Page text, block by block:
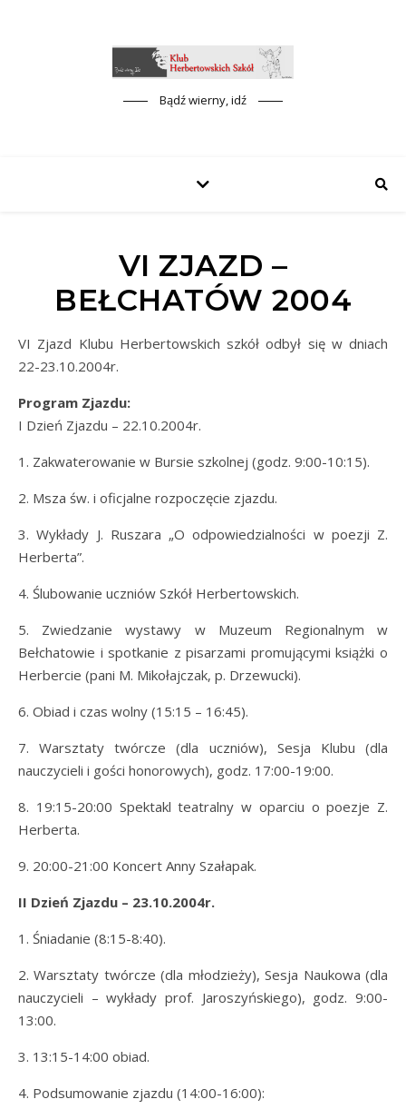
Bądź wierny, idź
VI ZJAZD –
BEŁCHATÓW 2004
VI Zjazd Klubu Herbertowskich szkół odbył się w dniach
22-23.10.2004r.
Program Zjazdu:
I Dzień Zjazdu – 22.10.2004r.
1. Zakwaterowanie w Bursie szkolnej (godz. 9:00-10:15).
2. Msza św. i oficjalne rozpoczęcie zjazdu.
3. Wykłady J. Ruszara „O odpowiedzialności w poezji Z.
Herberta”.
4. Ślubowanie uczniów Szkół Herbertowskich.
5. Zwiedzanie wystawy w Muzeum Regionalnym w
Bełchatowie i spotkanie z pisarzami promującymi książki o
Herbercie (pani M. Mikołajczak, p. Drzewucki).
6. Obiad i czas wolny (15:15 – 16:45).
7. Warsztaty twórcze (dla uczniów), Sesja Klubu (dla
nauczycieli i gości honorowych), godz. 17:00-19:00.
8. 19:15-20:00 Spektakl teatralny w oparciu o poezje Z.
Herberta.
9. 20:00-21:00 Koncert Anny Szałapak.
II Dzień Zjazdu – 23.10.2004r.
1. Śniadanie (8:15-8:40).
2. Warsztaty twórcze (dla młodzieży), Sesja Naukowa (dla
nauczycieli – wykłady prof. Jaroszyńskiego), godz. 9:00-
13:00.
3. 13:15-14:00 obiad.
4. Podsumowanie zjazdu (14:00-16:00):